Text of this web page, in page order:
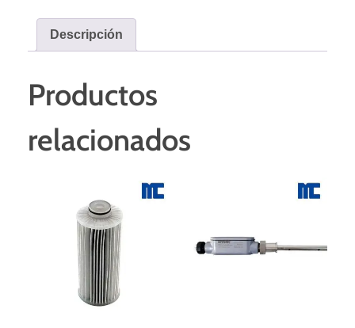
Descripción
Productos
relacionados